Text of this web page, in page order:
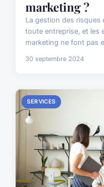
marketing ?
La gestion des risques
toute entreprise, et les
marketing ne font pas
30 septembre 2024
SERVICES